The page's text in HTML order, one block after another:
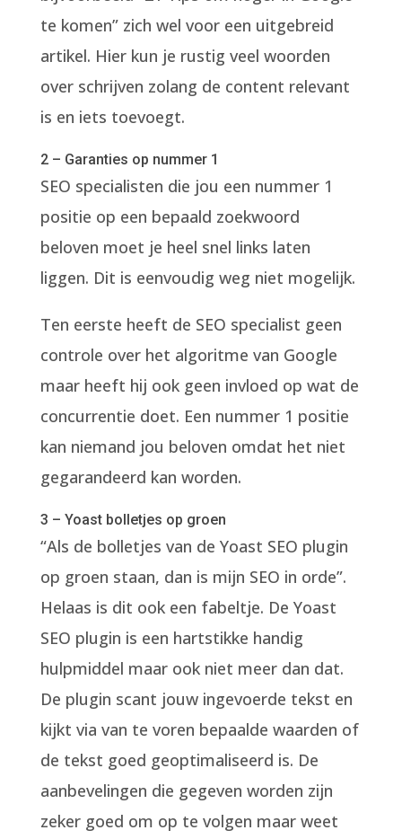
te komen” zich wel voor een uitgebreid
artikel. Hier kun je rustig veel woorden
over schrijven zolang de content relevant
is en iets toevoegt.
2 – Garanties op nummer 1
SEO specialisten die jou een nummer 1
positie op een bepaald zoekwoord
beloven moet je heel snel links laten
liggen. Dit is eenvoudig weg niet mogelijk.
Ten eerste heeft de SEO specialist geen
controle over het algoritme van Google
maar heeft hij ook geen invloed op wat de
concurrentie doet. Een nummer 1 positie
kan niemand jou beloven omdat het niet
gegarandeerd kan worden.
3 – Yoast bolletjes op groen
“Als de bolletjes van de Yoast SEO plugin
op groen staan, dan is mijn SEO in orde”.
Helaas is dit ook een fabeltje. De Yoast
SEO plugin is een hartstikke handig
hulpmiddel maar ook niet meer dan dat.
De plugin scant jouw ingevoerde tekst en
kijkt via van te voren bepaalde waarden of
de tekst goed geoptimaliseerd is. De
aanbevelingen die gegeven worden zijn
zeker goed om op te volgen maar weet